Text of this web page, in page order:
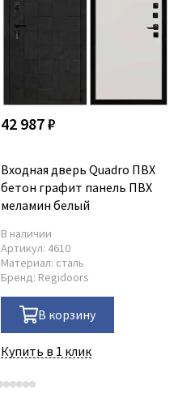
42 987 ₽
Входная дверь Quadro ПВХ
бетон графит панель ПВХ
меламин белый
В наличии
Артикул: 4610
Материал: сталь
Бренд: Regidoors
В корзину
Купить в 1 клик